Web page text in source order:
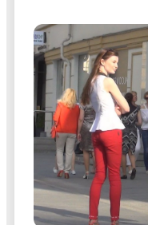
Я ознакомился и
конфиденциальности,
участия в мероприятиях
Я ознакомился и
конфиденциальности,
участия в мероприятиях